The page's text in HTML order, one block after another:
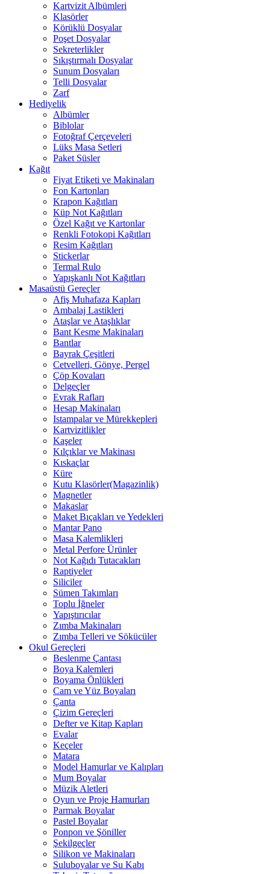
Kartvizit Albümleri
Klasörler
Körüklü Dosyalar
Poşet Dosyalar
Sekreterlikler
Sıkıştırmalı Dosyalar
Sunum Dosyaları
Telli Dosyalar
Zarf
Hediyelik
Albümler
Biblolar
Fotoğraf Çerçeveleri
Lüks Masa Setleri
Paket Süsler
Kağıt
Fiyat Etiketi ve Makinaları
Fon Kartonları
Krapon Kağıtları
Küp Not Kağıtları
Özel Kağıt ve Kartonlar
Renkli Fotokopi Kağıtları
Resim Kağıtları
Stickerlar
Termal Rulo
Yapışkanlı Not Kağıtları
Masaüstü Gereçler
Afiş Muhafaza Kapları
Ambalaj Lastikleri
Ataşlar ve Ataşlıklar
Bant Kesme Makinaları
Bantlar
Bayrak Çeşitleri
Cetvelleri, Gönye, Pergel
Çöp Kovaları
Delgeçler
Evrak Rafları
Hesap Makinaları
Istampalar ve Mürekkepleri
Kartvizitlikler
Kaşeler
Kılçıklar ve Makinası
Kıskaçlar
Küre
Kutu Klasörler(Magazinlik)
Magnetler
Makaslar
Maket Bıçakları ve Yedekleri
Mantar Pano
Masa Kalemlikleri
Metal Perfore Ürünler
Not Kağıdı Tutacakları
Raptiyeler
Siliciler
Sümen Takımları
Toplu İğneler
Yapıştırıcılar
Zımba Makinaları
Zımba Telleri ve Sökücüler
Okul Gereçleri
Beslenme Çantası
Boya Kalemleri
Boyama Önlükleri
Cam ve Yüz Boyaları
Çanta
Çizim Gereçleri
Defter ve Kitap Kapları
Evalar
Keçeler
Matara
Model Hamurlar ve Kalıpları
Mum Boyalar
Müzik Aletleri
Oyun ve Proje Hamurları
Parmak Boyalar
Pastel Boyalar
Ponpon ve Şöniller
Şekilgeçler
Silikon ve Makinaları
Suluboyalar ve Su Kabı